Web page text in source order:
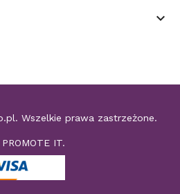
keyboard_arrow_down
. Wszelkie prawa zastrzeżone.
PROMOTE IT.